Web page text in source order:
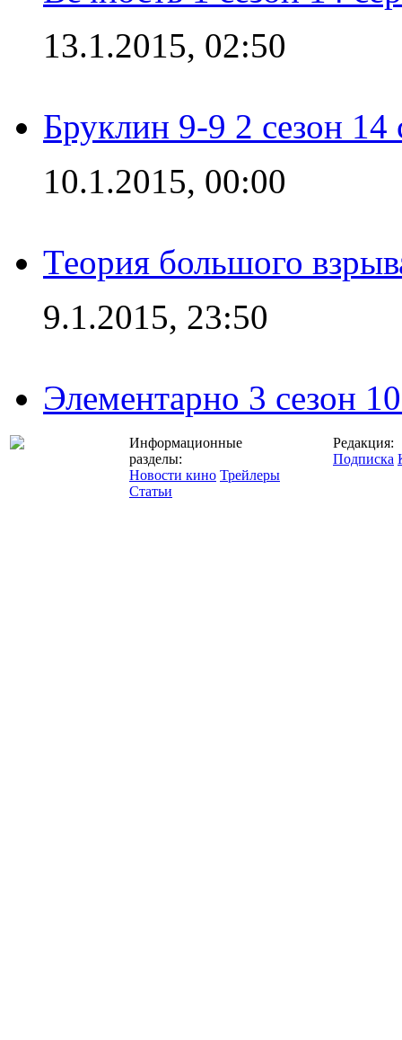
13.1.2015, 02:50
Бруклин 9-9 2 сезон 14
10.1.2015, 00:00
Теория большого
9.1.2015, 23:50
Элементарно 3 сезон
Информационные
разделы:
Новости кино Трейлеры
Статьи
Редакция:
Подписка